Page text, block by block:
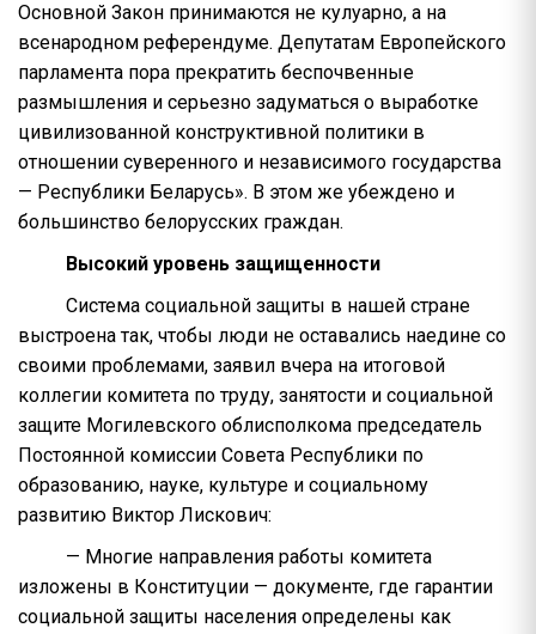
Основной Закон принимаются не кулуарно, а на
всенародном референдуме. Депутатам Европейского
парламента пора прекратить беспочвенные
размышления и серьезно задуматься о выработке
цивилизованной конструктивной политики в
отношении суверенного и независимого государства
— Республики Беларусь». В этом же убеждено и
большинство белорусских граждан.
Высокий уровень защищенности
Система социальной защиты в нашей стране
выстроена так, чтобы люди не оставались наедине со
своими проблемами, заявил вчера на итоговой
коллегии комитета по труду, занятости и социальной
защите Могилевского облисполкома председатель
Постоянной комиссии Совета Республики по
образованию, науке, культуре и социальному
развитию Виктор Лискович:
— Многие направления работы комитета
изложены в Конституции — документе, где гарантии
социальной защиты населения определены как